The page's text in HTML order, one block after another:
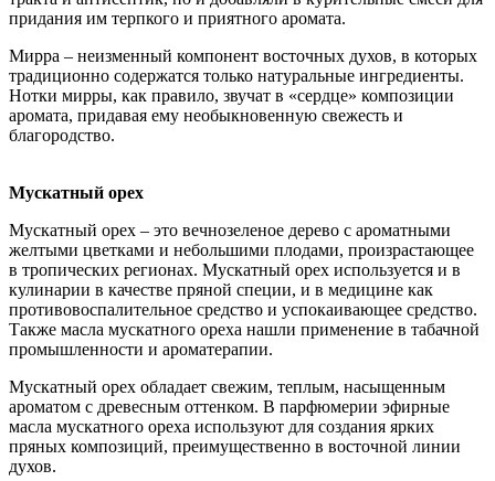
придания им терпкого и приятного аромата.
Мирра – неизменный компонент восточных духов, в которых
традиционно содержатся только натуральные ингредиенты.
Нотки мирры, как правило, звучат в «сердце» композиции
аромата, придавая ему необыкновенную свежесть и
благородство.
Мускатный орех
Мускатный орех – это вечнозеленое дерево с ароматными
желтыми цветками и небольшими плодами, произрастающее
в тропических регионах. Мускатный орех используется и в
кулинарии в качестве пряной специи, и в медицине как
противовоспалительное средство и успокаивающее средство.
Также масла мускатного ореха нашли применение в табачной
промышленности и ароматерапии.
Мускатный орех обладает свежим, теплым, насыщенным
ароматом с древесным оттенком. В парфюмерии эфирные
масла мускатного ореха используют для создания ярких
пряных композиций, преимущественно в восточной линии
духов.